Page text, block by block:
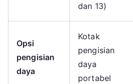
dan 13)
Opsi
pengisian
daya
Kotak
pengisian
daya
portabel